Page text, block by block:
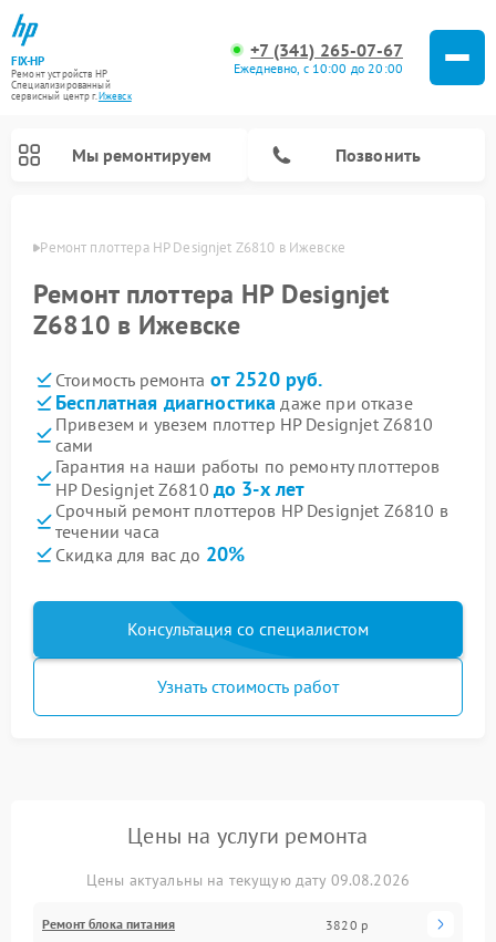
FIX-HP
Ремонт устройств HP
Специализированный
cервисный центр г.Ижевск
+7 (341) 265-07-67
Ежедневно, с 10:00 до 20:00
Мы ремонтируем Позвонить
Ремонт плоттера HP Designjet Z6810 в Ижевске
Ремонт плоттера HP Designjet
Z6810 в Ижевске
Стоимость ремонта от 2520 руб.
Бесплатная диагностика даже при отказе
Привезем и увезем плоттер HP Designjet Z6810
сами
Гарантия на наши работы по ремонту плоттеров
HP Designjet Z6810 до 3-х лет
Срочный ремонт плоттеров HP Designjet Z6810 в
течении часа
Скидка для вас до 20%
Консультация со специалистом
Узнать стоимость работ
Цены на услуги ремонта
Цены актуальны на текущую дату 09.08.2026
Ремонт блока питания 3820 р